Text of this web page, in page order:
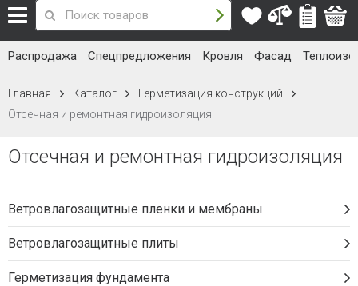
Распродажа Спецпредложения Кровля Фасад
Главная Каталог
Герметизация конструкций
Отсечная и ремонтная гидроизоляция
Отсечная и ремонтная гидроизоляция
Ветровлагозащитные пленки и мембраны
Ветровлагозащитные плиты
Герметизация фундамента